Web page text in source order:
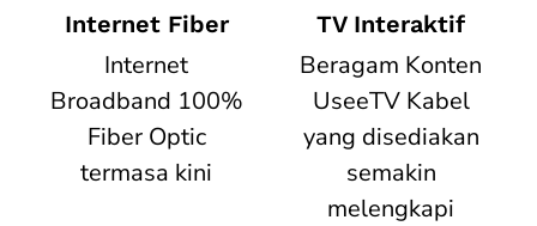
Internet Fiber
Internet
Broadband 100%
Fiber Optic
termasa kini
TV Interaktif
Beragam Konten
UseeTV Kabel
yang disediakan
semakin
melengkapi